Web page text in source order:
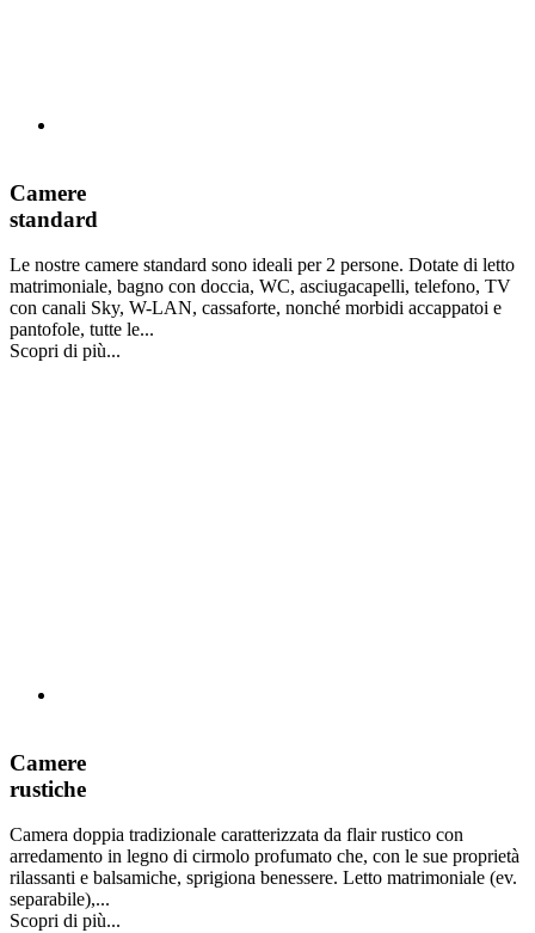
Camere
standard
Le nostre camere standard sono ideali per 2 persone. Dotate di letto
matrimoniale, bagno con doccia, WC, asciugacapelli, telefono, TV
con canali Sky, W-LAN, cassaforte, nonché morbidi accappatoi e
pantofole, tutte le...
Scopri di più...
Camere
rustiche
Camera doppia tradizionale caratterizzata da flair rustico con
arredamento in legno di cirmolo profumato che, con le sue proprietà
rilassanti e balsamiche, sprigiona benessere. Letto matrimoniale (ev.
separabile),...
Scopri di più...